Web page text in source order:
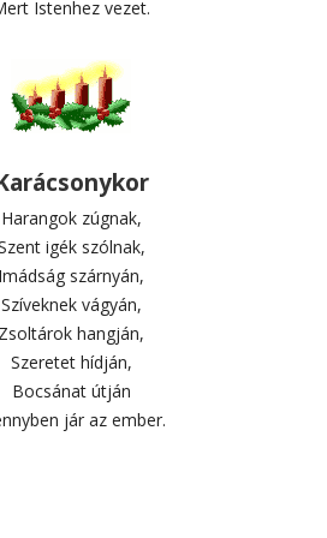
Istenhez vezet.
Harangok zúgnak,
igék szólnak,
szárnyán,
Szíveknek vágyán,
hangján,
Szeretet hídján,
Bocsánat útján
jár az ember.